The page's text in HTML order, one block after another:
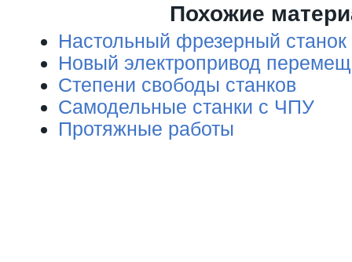
Похожие
Настольный фрезерный
Новый электропривод
Степени свободы станков
Самодельные станки с ЧПУ
Протяжные работы